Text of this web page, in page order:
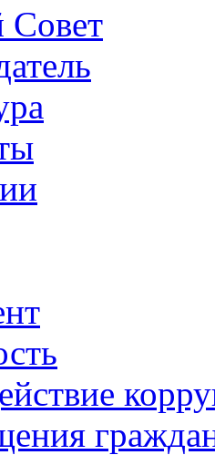
Совет